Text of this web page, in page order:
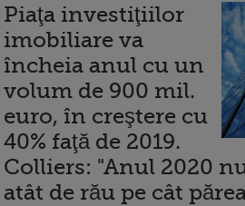
Piaţa investiţiilor
imobiliare va
încheia anul cu un
volum de 900 mil.
euro, în creştere cu
40% faţă de 2019.
Colliers: "Anul 2020
atât de rău pe cât